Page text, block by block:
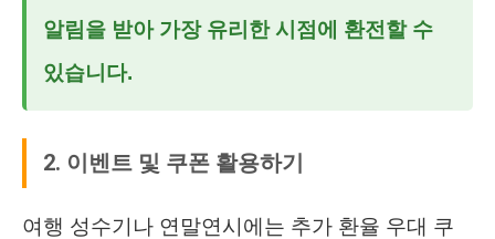
알림을 받아 가장 유리한 시점에 환전할 수
있습니다.
2. 이벤트 및 쿠폰 활용하기
여행 성수기나 연말연시에는 추가 환율 우대 쿠